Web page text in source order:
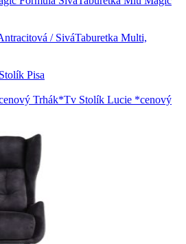
Taburetka Multi,
Pisa
Tv Stolík Lucie *cenový